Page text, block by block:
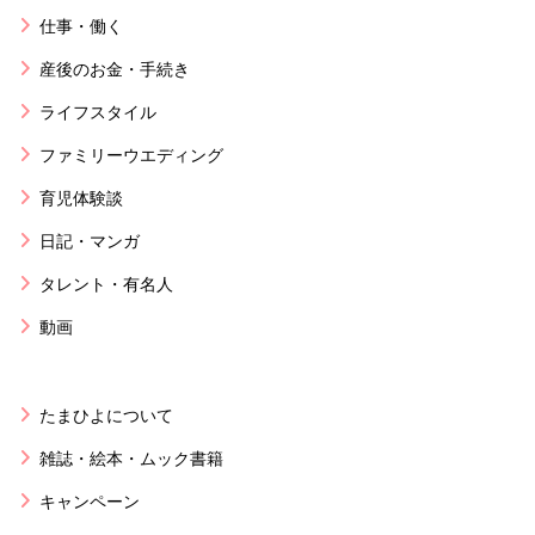
仕事・働く
産後のお金・手続き
ライフスタイル
ファミリーウエディング
育児体験談
日記・マンガ
タレント・有名人
動画
たまひよについて
雑誌・絵本・ムック書籍
キャンペーン